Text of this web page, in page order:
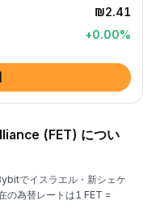
₪2.41
+0.00%
(FET) につい
でイスラエル・新シェケ
の為替レートは1 FET =